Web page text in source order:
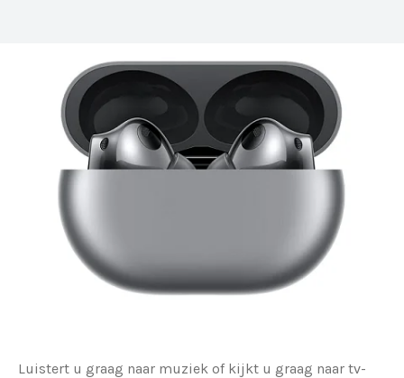
Luistert u graag naar muziek of kijkt u graag naar tv-